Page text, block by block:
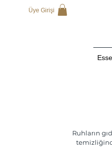
Üye Girişi
Ruhların